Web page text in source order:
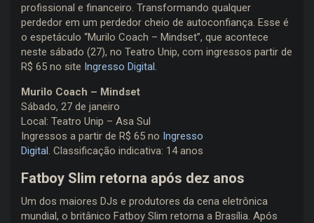
profissional e financeiro. Transformando qualquer
perdedor em um perdedor cheio de autoconfiança. Esse é
o espetáculo “Murilo Coach – Mindset”, que acontece
neste sábado (27), no Teatro Unip, com ingressos partir de
R$ 65 no site Ingresso Digital.
Murilo Coach – Mindset
Sábado, 27 de janeiro
Local: Teatro Unip – Asa Sul
Ingressos a partir de R$ 65 no Ingresso
Digital. Classificação indicativa: 14 anos
Fatboy Slim retorna após dez anos
Um dos maiores DJs e produtores da cena eletrônica
mundial, o britânico Fatboy Slim retorna a Brasília. Após